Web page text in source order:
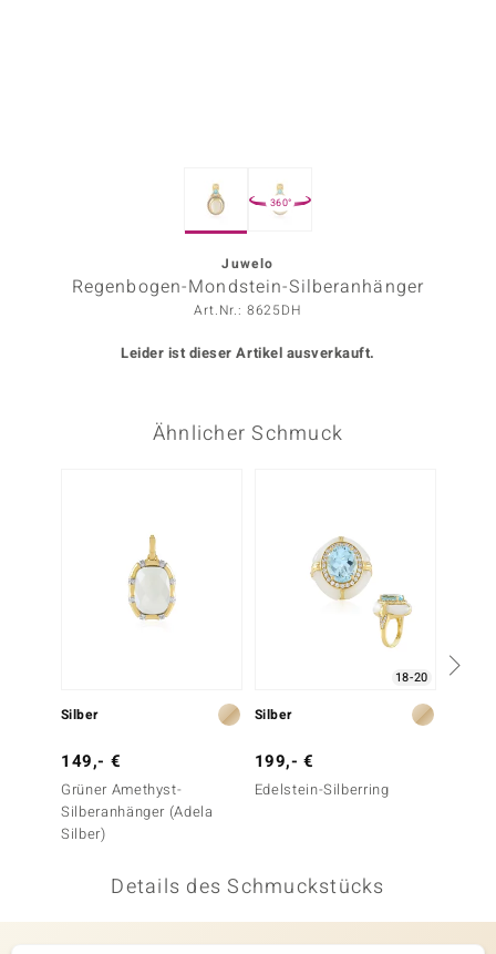
BY DE MELO
Collection
360°
Juwelo
Regenbogen-Mondstein-Silberanhänger
Art.Nr.: 8625DH
Leider ist dieser Artikel ausverkauft.
Ähnlicher Schmuck
Silber
149,- €
Grüner Amethyst-
Silberanhänger (Adela
Silber)
18-20
Silber
199,- €
Edelstein-Silberring
Details des Schmuckstücks